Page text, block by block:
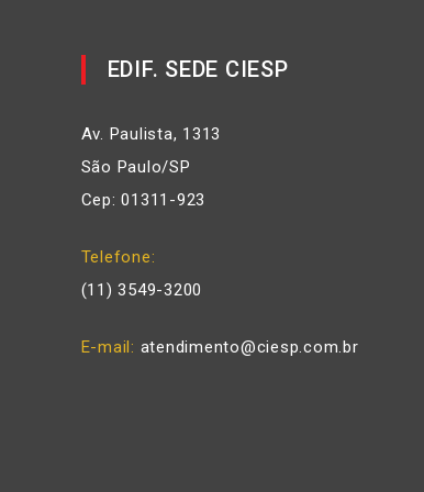
EDIF. SEDE CIESP
Av. Paulista, 1313
São Paulo/SP
Cep: 01311-923
Telefone
(11) 3549-3200
E-mail atendimento@ciesp.com.br